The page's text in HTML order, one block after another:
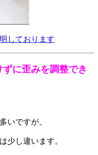
しております
ずに歪みを調整でき
いですが、
少し違います。